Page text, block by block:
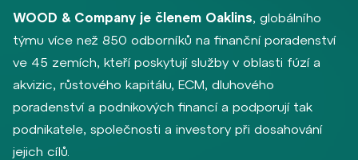
WOOD & Company je členem Oaklins, globálního
týmu více než 850 odborníků na finanční poradenství
ve 45 zemích, kteří poskytují služby v oblasti fúzí a
akvizic, růstového kapitálu, ECM, dluhového
poradenství a podnikových financí a podporují tak
podnikatele, společnosti a investory při dosahování
jejich cílů.